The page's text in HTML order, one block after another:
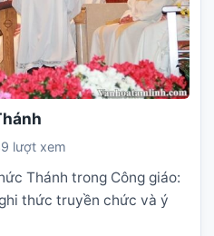
lượt xem
Thánh trong Công giáo:
thức truyền chức và ý